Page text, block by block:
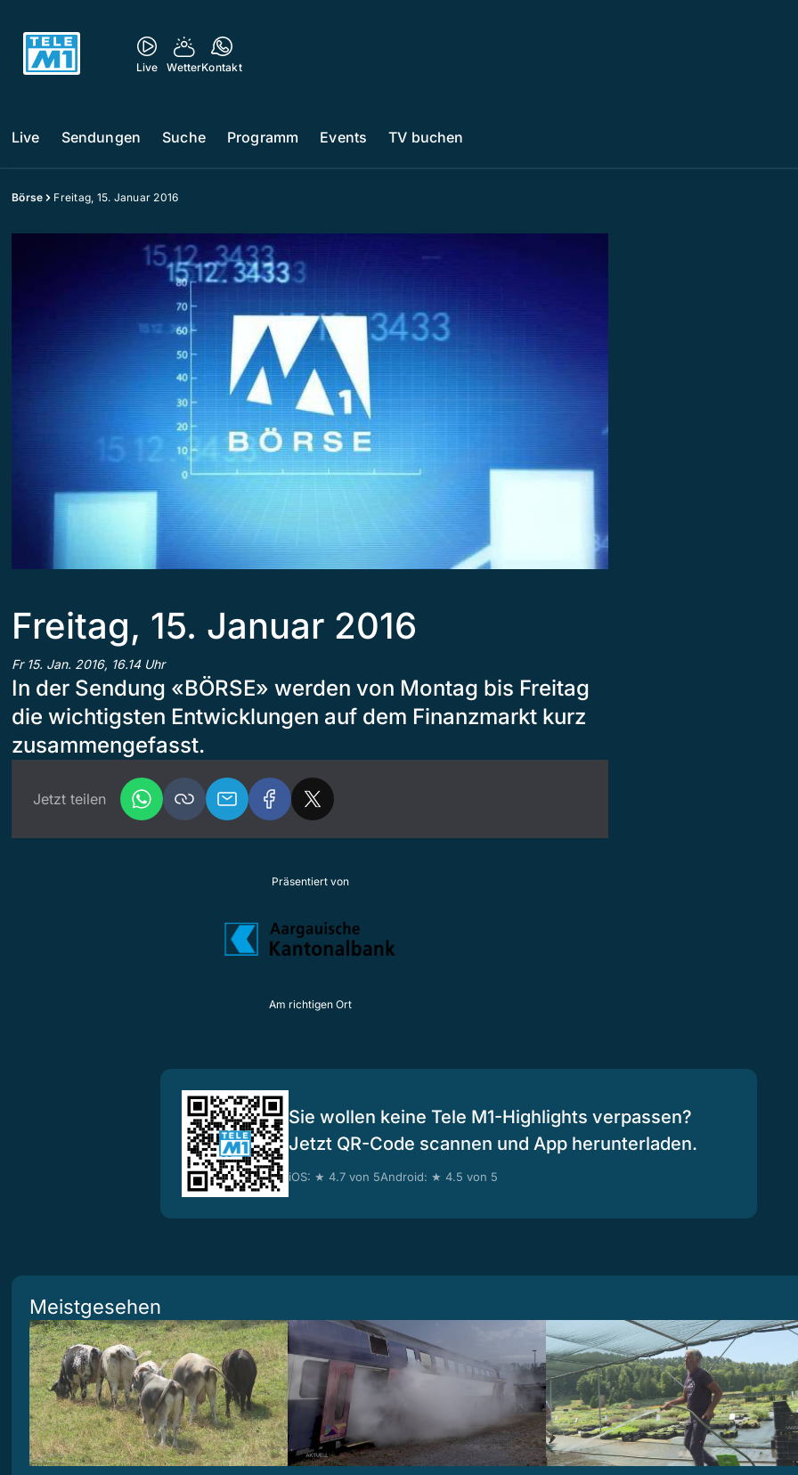
Live WetterKontakt
Live Sendungen Suche Programm Events TV buchen
Börse Freitag, 15. Januar 2016
Freitag, 15. Januar 2016
Fr 15. Jan. 2016, 16.14 Uhr
In der Sendung «BÖRSE» werden von Montag bis Freitag
die wichtigsten Entwicklungen auf dem Finanzmarkt kurz
zusammengefasst.
Jetzt teilen
Präsentiert von
Am richtigen Ort
Sie wollen keine Tele M1-Highlights verpassen?
Jetzt QR-Code scannen und App herunterladen.
iOS: ★ 4.7 von 5Android: ★ 4.5 von 5
Meistgesehen